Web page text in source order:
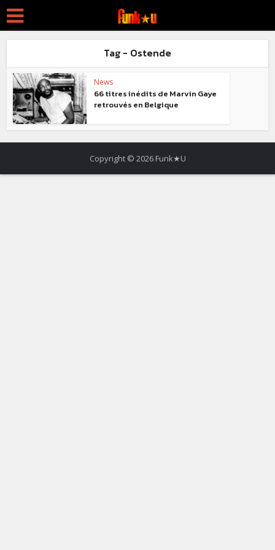
Tag - Ostende
News
66 titres inédits de Marvin Gaye
retrouvés en Belgique
Copyright © 2026 Funk★U